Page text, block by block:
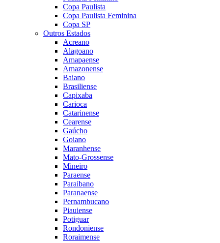
Copa Paulista
Copa Paulista Feminina
Copa SP
Outros Estados
Acreano
Alagoano
Amapaense
Amazonense
Baiano
Brasiliense
Capixaba
Carioca
Catarinense
Cearense
Gaúcho
Goiano
Maranhense
Mato-Grossense
Mineiro
Paraense
Paraibano
Paranaense
Pernambucano
Piauiense
Potiguar
Rondoniense
Roraimense